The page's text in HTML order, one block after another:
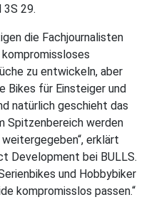
3S 29.
die Fachjournalisten
zu entwickeln, aber
Bikes für Einsteiger und
natürlich geschieht das
Spitzenbereich werden
erklärt
Development bei BULLS.
und Hobbybiker
kompromisslos passen.“